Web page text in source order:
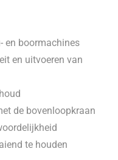
en boormachines
en uitvoeren van
de bovenloopkraan
te houden